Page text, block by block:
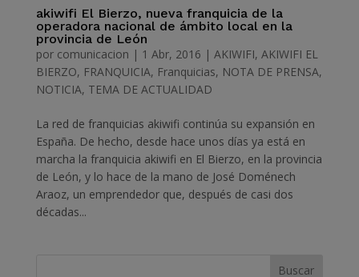
akiwifi El Bierzo, nueva franquicia de la
operadora nacional de ámbito local en la
provincia de León
por comunicacion | 1 Abr, 2016 | AKIWIFI, AKIWIFI EL
BIERZO, FRANQUICIA, Franquicias, NOTA DE PRENSA,
NOTICIA, TEMA DE ACTUALIDAD
La red de franquicias akiwifi continúa su expansión en
España. De hecho, desde hace unos días ya está en
marcha la franquicia akiwifi en El Bierzo, en la provincia
de León, y lo hace de la mano de José Doménech
Araoz, un emprendedor que, después de casi dos
décadas...